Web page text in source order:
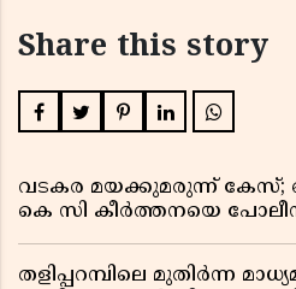
Share this story
വടകര മയക്കുമരുന്ന് കേസ്;
കെ സി കീർത്തനയെ പോലീസ്
തളിപ്പറമ്പിലെ മുതിർന്ന